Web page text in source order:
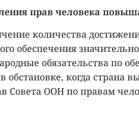
прав человека
количества
обеспечения
обязательства по
обстановке, когда страна
Совета ООН по правам